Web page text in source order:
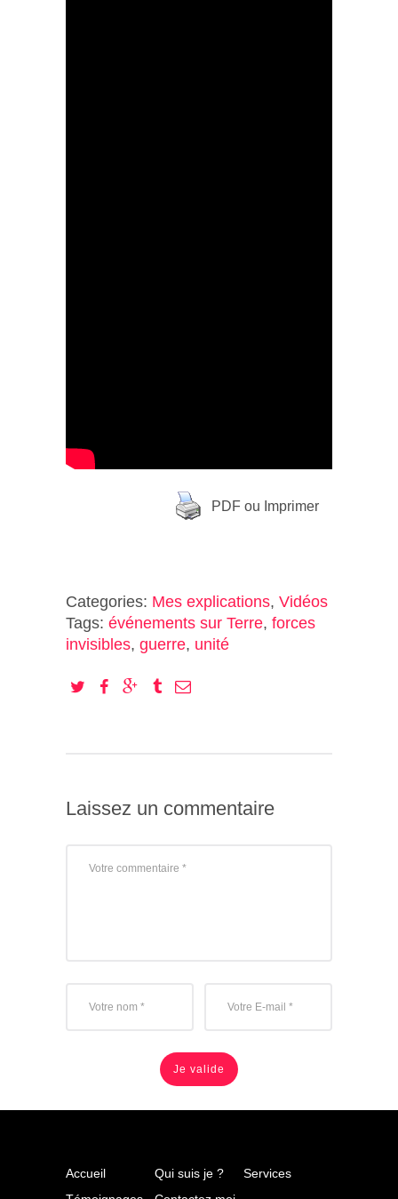
PDF ou Imprimer
Categories: Mes explications, Vidéos
Tags: événements sur Terre, forces
invisibles, guerre, unité
Laissez un commentaire
Accueil Qui suis je ?
Services